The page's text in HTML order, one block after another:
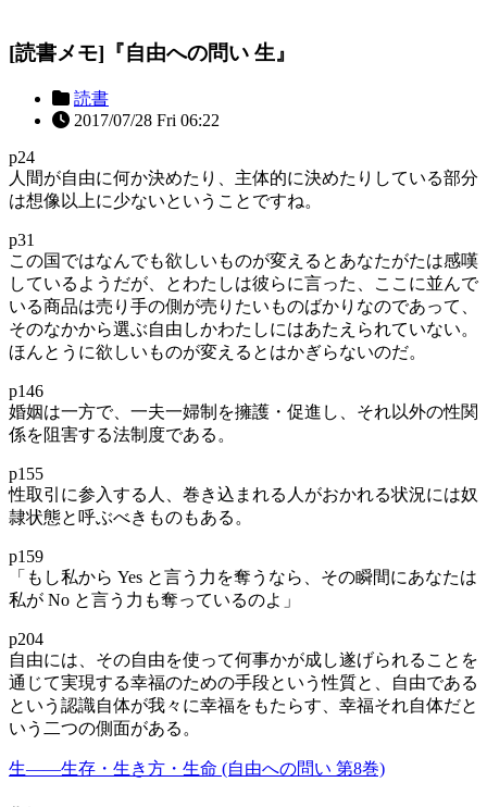
[読書メモ]『自由への問い 生』
読書
2017/07/28 Fri 06:22
p24
人間が自由に何か決めたり、主体的に決めたりしている部分
は想像以上に少ないということですね。
p31
この国ではなんでも欲しいものが変えるとあなたがたは感嘆
しているようだが、とわたしは彼らに言った、ここに並んで
いる商品は売り手の側が売りたいものばかりなのであって、
そのなかから選ぶ自由しかわたしにはあたえられていない。
ほんとうに欲しいものが変えるとはかぎらないのだ。
p146
婚姻は一方で、一夫一婦制を擁護・促進し、それ以外の性関
係を阻害する法制度である。
p155
性取引に参入する人、巻き込まれる人がおかれる状況には奴
隷状態と呼ぶべきものもある。
p159
「もし私から Yes と言う力を奪うなら、その瞬間にあなたは
私が No と言う力も奪っているのよ」
p204
自由には、その自由を使って何事かが成し遂げられることを
通じて実現する幸福のための手段という性質と、自由である
という認識自体が我々に幸福をもたらす、幸福それ自体だと
いう二つの側面がある。
生――生存・生き方・生命 (自由への問い 第8巻)